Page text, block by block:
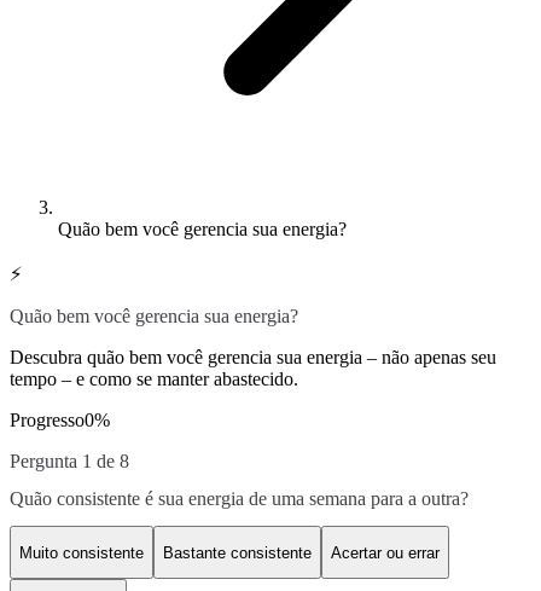
Quão bem você gerencia sua energia?
⚡
Quão bem você gerencia sua energia?
Descubra quão bem você gerencia sua energia – não apenas seu
tempo – e como se manter abastecido.
Progresso0%
Pergunta 1 de 8
Quão consistente é sua energia de uma semana para a outra?
Muito consistente Bastante consistente Acertar ou errar